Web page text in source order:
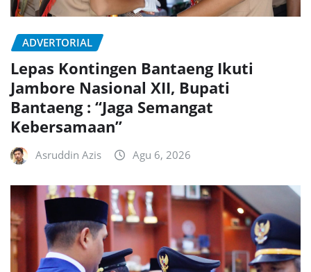
ADVERTORIAL
Lepas Kontingen Bantaeng Ikuti
Jambore Nasional XII, Bupati
Bantaeng : “Jaga Semangat
Kebersamaan”
Asruddin Azis Agu 6, 2026